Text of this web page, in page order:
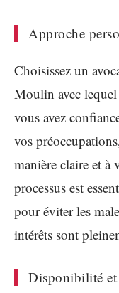
Approche
Choisissez un
Moulin avec lequel
vous avez
vos
manière claire et
processus est
pour éviter les
intérêts sont
Disponibilité et